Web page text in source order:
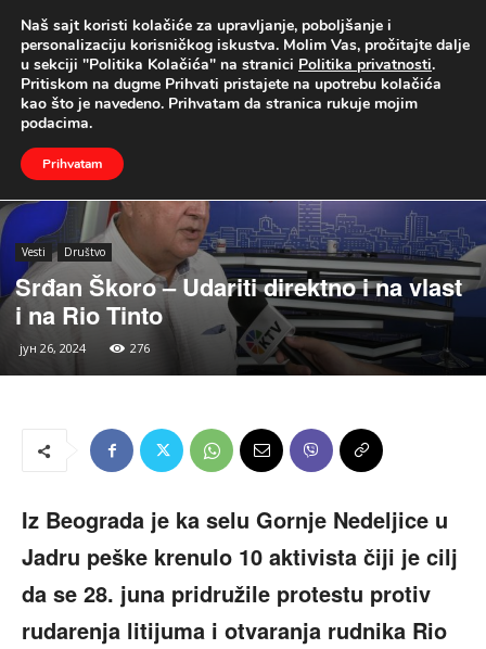
UŽIVO
Naslovna Vesti Društvo
Vesti Društvo
Srđan Škoro – Udariti direktno i na vlast
i na Rio Tinto
јун 26, 2024 276
Iz Beograda je ka selu Gornje Nedeljice u
Jadru peške krenulo 10 aktivista čiji je cilj
da se 28. juna pridružile protestu protiv
rudarenja litijuma i otvaranja rudnika Rio
Naš sajt koristi kolačiće za upravljanje, poboljšanje i
personalizaciju korisničkog iskustva. Molim Vas, pročitajte dalje
u sekciji "Politika Kolačića" na stranici Politika privatnosti.
Pritiskom na dugme Prihvati pristajete na upotrebu kolačića
kao što je navedeno. Prihvatam da stranica rukuje mojim
podacima.
Prihvatam